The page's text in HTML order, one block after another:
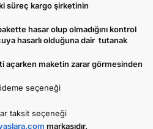
süreç kargo şirketinin
hasar olup olmadığını kontrol
hasarlı olduğuna dair tutanak
açarken maketin zarar görmesinden
seçeneği
taksit seçeneği
markasıdır.